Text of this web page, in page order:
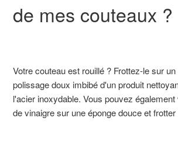
de mes couteaux ?
Votre couteau est rouillé ? Frottez-le sur
polissage doux imbibé d'un produit
l'acier inoxydable. Vous pouvez
de vinaigre sur une éponge douce et